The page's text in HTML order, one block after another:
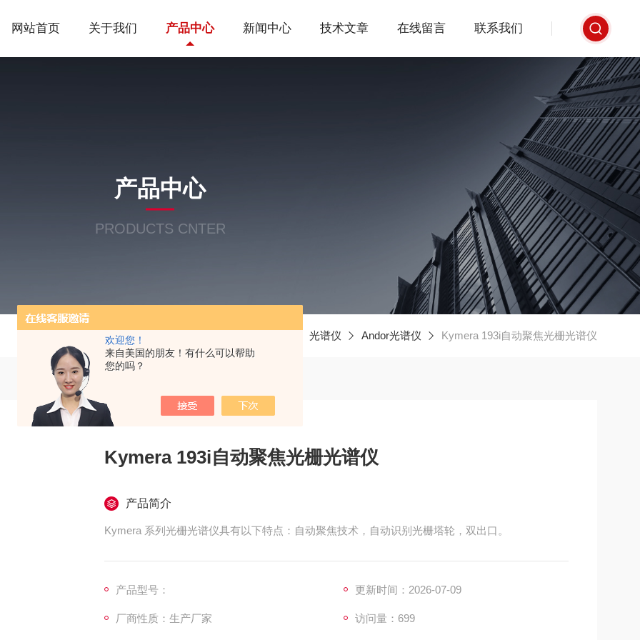
欢迎您！
来自美国的朋友！有什么可以帮助
您的吗？
网站首页 关于我们 产品中心 新闻中心 技术文章 在线留言 联系我们
产品中心
PRODUCTS CNTER
光谱仪 Andor光谱仪 Kymera 193i自动聚焦光栅光谱仪
Kymera 193i自动聚焦光栅光谱仪
产品简介
Kymera 系列光栅光谱仪具有以下特点：自动聚焦技术，自动识别光栅塔轮，双出口。
产品型号： 更新时间：2026-07-09
厂商性质：生产厂家 访问量：699